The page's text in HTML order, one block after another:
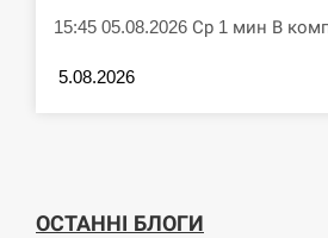
15:45 05.08.2026 Ср 1 мин В
5.08.2026
ОСТАННІ БЛОГИ